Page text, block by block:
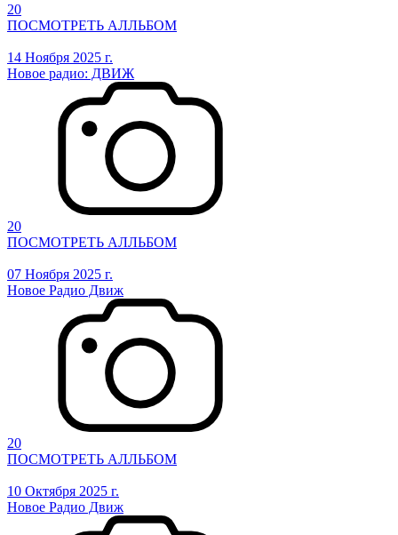
20
ПОСМОТРЕТЬ АЛЛЬБОМ
14 Ноября 2025 г.
Новое радио: ДВИЖ
20
ПОСМОТРЕТЬ АЛЛЬБОМ
07 Ноября 2025 г.
Новое Радио Движ
20
ПОСМОТРЕТЬ АЛЛЬБОМ
10 Октября 2025 г.
Новое Радио Движ